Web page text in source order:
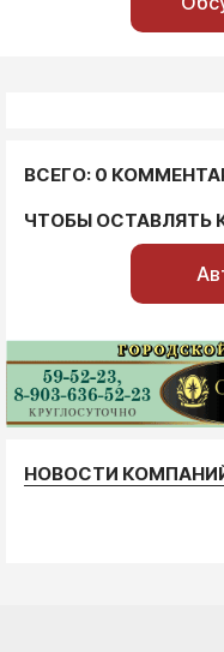
ВСЕГО: 0
ЧТОБЫ ОСТАВЛЯТЬ
НОВОСТИ